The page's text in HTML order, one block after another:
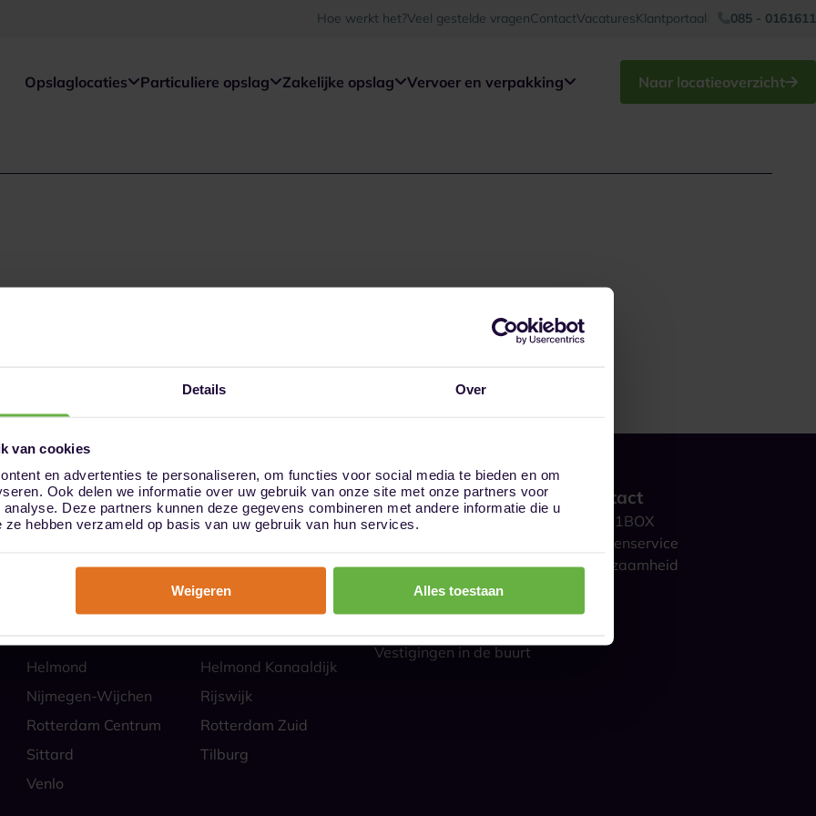
Details Over
van cookies
en advertenties te personaliseren, om functies voor social media te bieden en om
Ook delen we informatie over uw gebruik van onze site met onze partners voor
Deze partners kunnen deze gegevens combineren met andere informatie die u
hebben verzameld op basis van uw gebruik van hun services.
Weigeren Alles toestaan
Hoe werkt het?Veel gestelde vragenContactVacaturesKlantportaal 085 - 0161611
Opslaglocaties Particuliere opslag Zakelijke opslag Vervoer en verpakking Naar locatieoverzicht
Almere
Alphen aan den Rijn
Eindhoven Best
Helmond
Helmond Kanaaldijk
Nijmegen-Wijchen
Rijswijk
Rotterdam Centrum
Rotterdam Zuid
Sittard
Tilburg
Venlo
Hoe werkt het?
Veilige opslag
Particulieren
Zakelijk
Vestigingen in de buurt
Contact
Over 1BOX
Klantenservice
Duurzaamheid